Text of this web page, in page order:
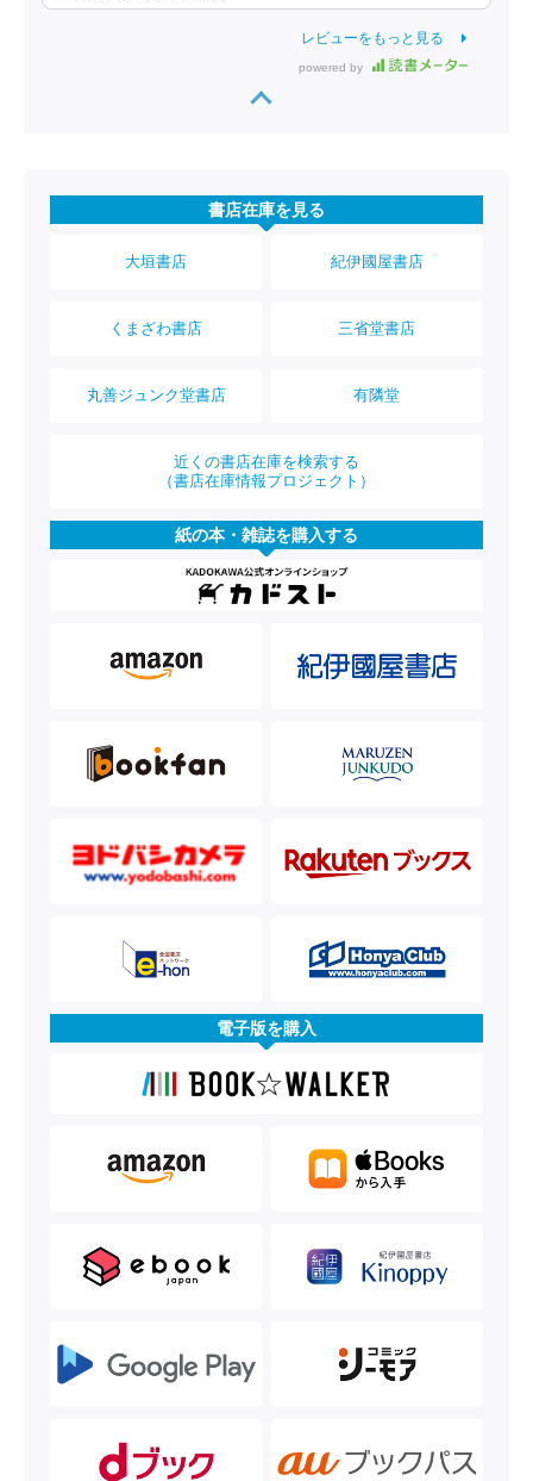
レビューをもっと見る
powered by
書店在庫を見る
大垣書店 紀伊國屋書店
くまざわ書店 三省堂書店
丸善ジュンク堂書店 有隣堂
近くの書店在庫を検索する
（書店在庫情報プロジェクト）
紙の本・雑誌を購入する
電子版を購入